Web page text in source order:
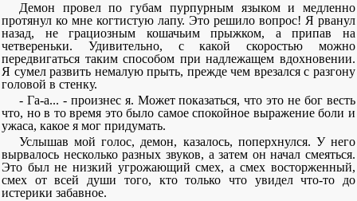
Демон провел по губам пурпурным языком и медленно
протянул ко мне когтистую лапу. Это решило вопрос! Я рванул
назад, не грациозным кошачьим прыжком, а припав на
четвереньки. Удивительно, с какой скоростью можно
передвигаться таким способом при надлежащем вдохновении.
Я сумел развить немалую прыть, прежде чем врезался с разгону
головой в стенку.
- Га-а... - произнес я. Может показаться, что это не бог весть
что, но в то время это было самое спокойное выражение боли и
ужаса, какое я мог придумать.
Услышав мой голос, демон, казалось, поперхнулся. У него
вырвалось несколько разных звуков, а затем он начал смеяться.
Это был не низкий угрожающий смех, а смех восторженный,
смех от всей души того, кто только что увидел что-то до
истерики забавное.